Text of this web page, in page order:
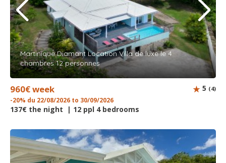
Martinique Diamant Location Villa de luxe le 4
chambres 12 personnes
960€ week
-20% du 22/08/2026 to 30/09/2026
137€ the night | 12 ppl 4 bedrooms
5 (4)